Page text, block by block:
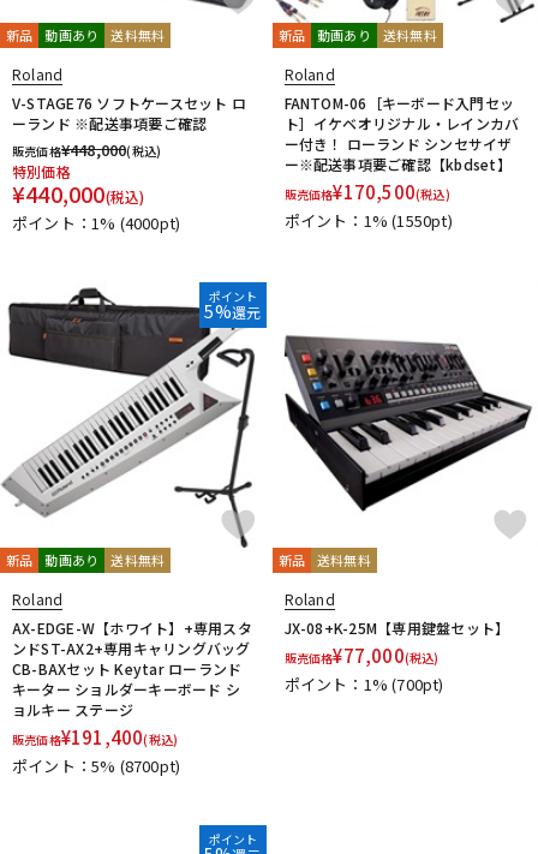
新品 動画あり 送料無料
Roland
V-STAGE76 ソフトケースセット ロ
ーランド ※配送事項要ご確認
販売価格¥448,000(税込)
特別価格
¥440,000(税込)
ポイント：1% (4000pt)
新品 動画あり 送料無料
Roland
FANTOM-06［キーボード入門セッ
ト］イケベオリジナル・レインカバ
ー付き！ ローランド シンセサイザ
ー※配送事項要ご確認【kbdset】
販売価格¥170,500(税込)
ポイント：1%(1550pt)
ポイント
5%還元
新品 動画あり 送料無料
Roland
AX-EDGE-W【ホワイト】+専用スタ
ンドST-AX2+専用キャリングバッグ
CB-BAXセット Keytar ローランド
キーター ショルダーキーボード シ
ョルキー ステージ
販売価格¥191,400(税込)
ポイント：5% (8700pt)
新品 送料無料
Roland
JX-08+K-25M【専用鍵盤セット】
販売価格¥77,000(税込)
ポイント：1%(700pt)
ポイント